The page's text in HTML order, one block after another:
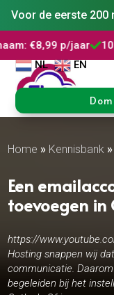
Voor de eerste 200
jaar100% risicovrij
NL EN
Home » Kennisbank »
Een
toevoegen in
https://
Hosting snappen wij
communicatie.
begeleiden bij het